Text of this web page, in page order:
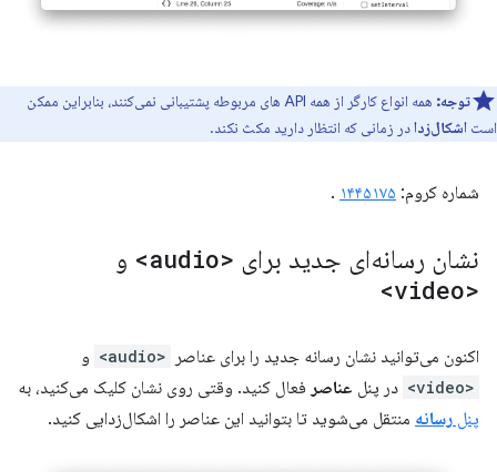
توجه:
همه انواع کارگر از همه API های مربوطه پشتیبانی نمی‌کنند، بنابراین ممکن
است اشکال‌زدادر زمانی که انتظار دارید مکث نکند.
شماره کروم: ۱۴۴۵۱۷۵ .
نشان رسانه‌ای جدید برای <audio> و
<video>
اکنون می‌توانید نشان رسانه جدید را برای عناصر <audio> و
<video> در پنل عناصر فعال کنید. وقتی روی نشان کلیک می‌کنید، به
پنل رسانه منتقل می‌شوید تا بتوانید این عناصر را اشکال‌زدایی کنید.